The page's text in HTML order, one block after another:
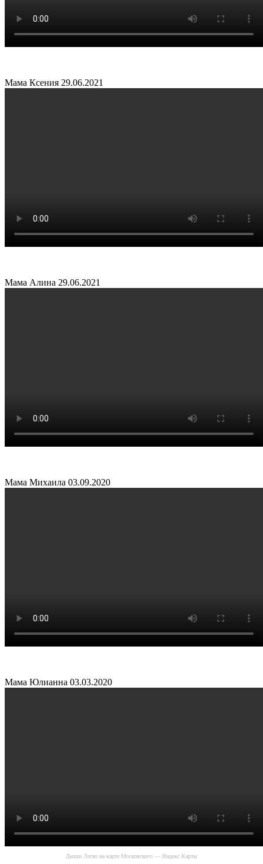
Мама Ксения 29.06.2021
Мама Алина 29.06.2021
Мама Михаила 03.09.2020
Мама Юлианна 03.03.2020
Дыши Легко на карте Московского — Яндекс Карты